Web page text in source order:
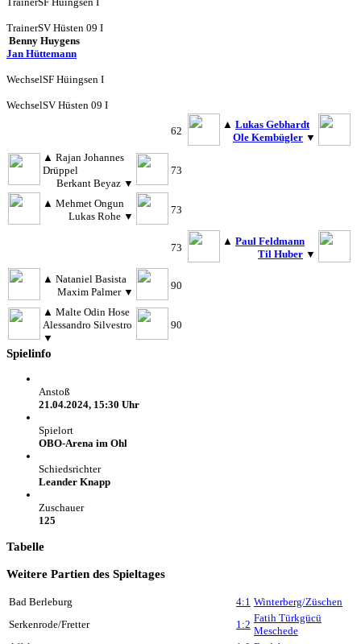
TrainerSV Hüsten 09 I
Benny Huygens
Jan Hüttemann
WechselSF Hüingsen I
WechselSV Hüsten 09 I
62
▲ Lukas Gebhardt
Ole Kembügler ▼
▲ Rajan Johannes
Drüppel
Berkant Beyaz ▼
73
▲ Mehmet Ongun
Lukas Rohe ▼
73
73
▲ Paul Feldmann
Til Huber ▼
▲ Nataniel Basista
Maxim Palmer ▼
90
▲ Malte Odin Hose
Alessandro Silvestro
▼
90
Spielinfo
Anstoß
21.04.2024, 15:30 Uhr
Spielort
OBO-Arena im Ohl
Schiedsrichter
Leander Knapp
Zuschauer
125
Tabelle
Weitere Partien des Spieltages
Bad Berleburg 4:1 Winterberg/Züschen
Serkenrode/Fretter
1:2
Fatih Türkgücü
Meschede